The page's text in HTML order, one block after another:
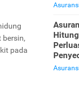
bersin,
pada